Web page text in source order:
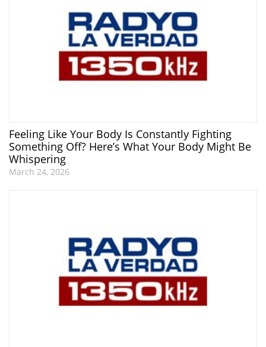
Feeling Like Your Body Is Constantly Fighting
Something Off? Here’s What Your Body Might Be
Whispering
March 24, 2026